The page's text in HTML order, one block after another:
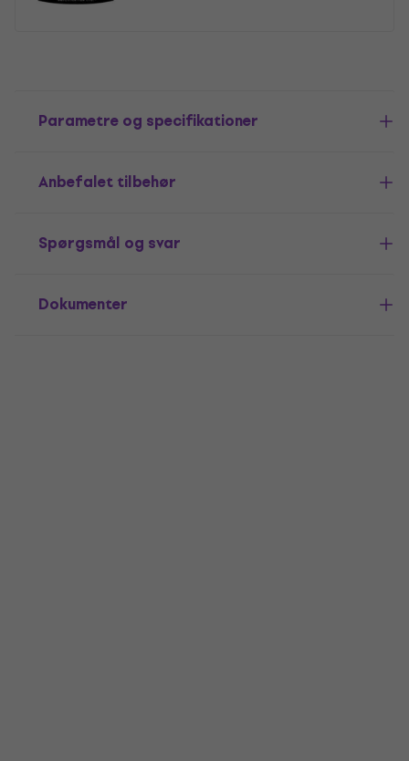
Parametre og specifikationer
Anbefalet tilbehør
Spørgsmål og svar
Dokumenter